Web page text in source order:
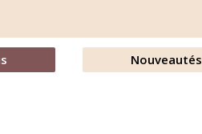
Nouveautés